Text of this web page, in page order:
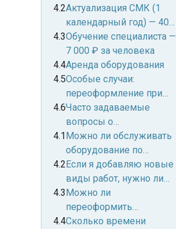
переоформлению — от
100 000 ₽
Актуализация СМК (1
календарный год) — 40
000 ₽
Обучение специалиста —
7 000 ₽ за человека
Аренда оборудования
Особые случаи:
переоформление при
расширении видов
работ
Часто задаваемые
вопросы о
переоформлении
лицензии ТОМИ
Можно ли обслуживать
оборудование по
новому адресу, пока
лицензия
переоформляется?
Если я добавляю новые
виды работ, нужно ли
заново проходить
полную проверку
Росздравнадзора?
Можно ли
переоформить
лицензию, если у меня
Сколько времени